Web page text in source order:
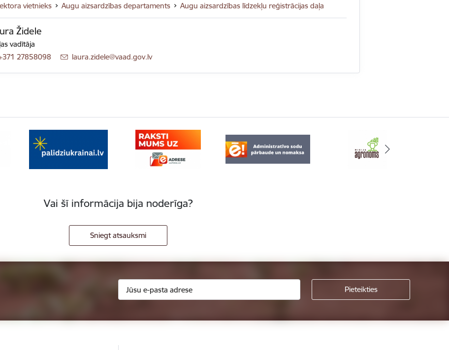
vietnieks Augu aizsardzības departaments Augu aizsardzības līdzekļu reģistrācijas daļa
Židele
vadītāja
27858098
E-pasts:
laura.zidele@vaad.gov.lv
Vai šī informācija bija noderīga?
Sniegt atsauksmi